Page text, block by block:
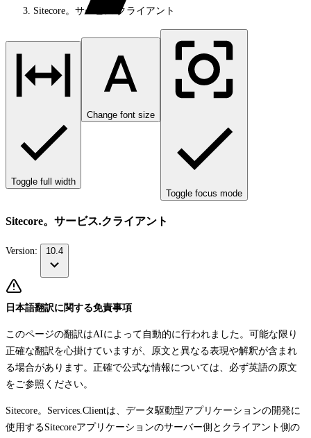
Sitecore。サービス.クライアント
Toggle full width
Change font size
Toggle focus mode
Sitecore。サービス.クライアント
Version: 10.4
日本語翻訳に関する免責事項
このページの翻訳はAIによって自動的に行われました。可能な限り
正確な翻訳を心掛けていますが、原文と異なる表現や解釈が含まれ
る場合があります。正確で公式な情報については、必ず英語の原文
をご参照ください。
Sitecore。Services.Clientは、データ駆動型アプリケーションの開発に
使用するSitecoreアプリケーションのサーバー側とクライアント側の